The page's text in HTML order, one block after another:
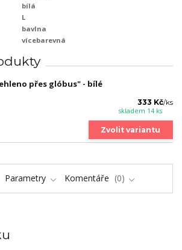
bílá
L
bavlna
vícebarevná
přes glóbus" - bílé
333 Kč/ks
skladem 14 ks
Zvolit variantu
Parametry Komentáře 0